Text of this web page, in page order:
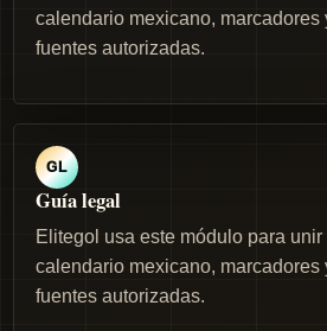
calendario mexicano, marcadores
fuentes autorizadas.
GL
Guía legal
Elitegol usa este módulo para
calendario mexicano, marcadores
fuentes autorizadas.